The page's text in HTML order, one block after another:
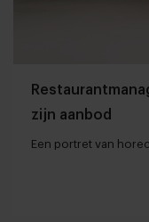
zijn aanbod
Een portret van